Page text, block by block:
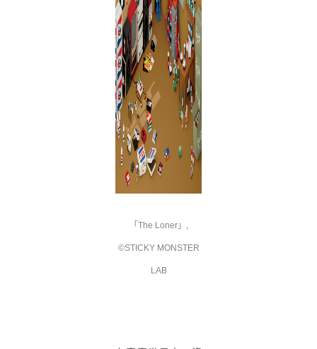
「The Loner」,
©STICKY MONSTER
LAB